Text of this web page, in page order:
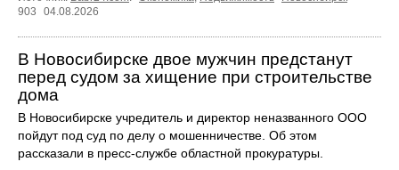
903
04.08.2026
В Новосибирске двое мужчин предстанут
перед судом за хищение при строительстве
дома
В Новосибирске учредитель и директор неназванного ООО
пойдут под суд по делу о мошенничестве. Об этом
рассказали в пресс-службе областной прокуратуры.